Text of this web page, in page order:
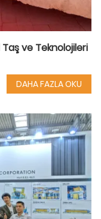
Taş ve Teknolojileri
DAHA FAZLA OKU